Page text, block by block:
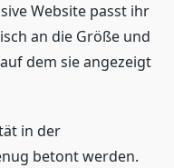
Website passt ihr
an die Größe und
dem sie angezeigt
in der
betont werden.